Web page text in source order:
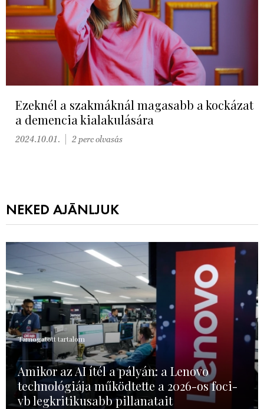
Ezeknél a szakmáknál magasabb a kockázat
a demencia kialakulására
2024.10.01. 2 perc olvasás
NEKED AJÁNLJUK
Támogatott tartalom
Amikor az AI ítél a pályán: a Lenovo
technológiája működtette a 2026-os foci-
vb legkritikusabb pillanatait